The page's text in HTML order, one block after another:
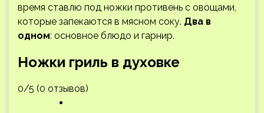
время ставлю под ножки противень с овощами,
которые запекаются в мясном соку. Два в
одном: основное блюдо и гарнир.
Ножки гриль в духовке
0/5 (0 отзывов)